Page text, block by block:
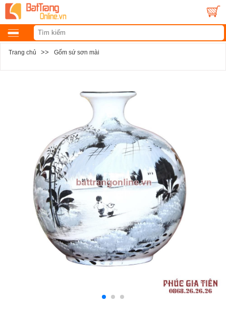
Trang chủ >> Gốm sứ sơn mài